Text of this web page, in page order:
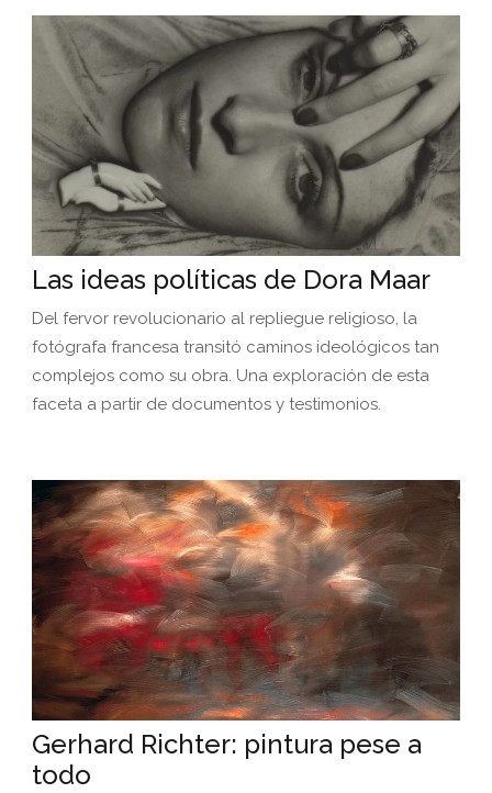
Las ideas políticas de Dora Maar
Del fervor revolucionario al repliegue religioso, la
fotógrafa francesa transitó caminos ideológicos tan
complejos como su obra. Una exploración de esta
faceta a partir de documentos y testimonios.
Gerhard Richter: pintura pese a
todo